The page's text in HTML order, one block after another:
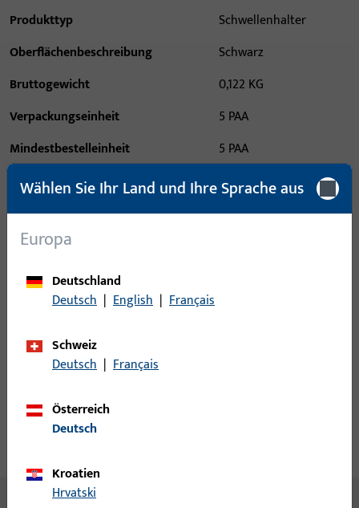
Produkttyp
Schwellenhalter
Oberflächenbeschreibung
Schwarz
Bruttogewicht
0,122 KG
Verpackungseinheit
5 PAA
Mindestbestelleinheit
5 PAA
Bitte melden Sie sich mit Ihren Kundendaten an um eine
Login
Account erstellen
Produktbeschreibung
Wählen Sie Ihr Land und Ihre Sprache aus
Europa
Deutschland
Deutsch | English | Français
Schweiz
Deutsch | Français
Österreich
Deutsch
Kroatien
Hrvatski